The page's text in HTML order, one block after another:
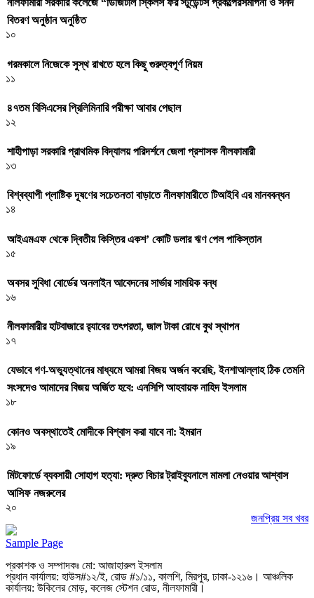
নীলফামারী সরকারি কলেজে “ডিজিটাল স্কিলস ফর স্টুডেন্টস প্রকল্পেরসমাপনী ও সনদ
বিতরণ অনুষ্ঠান অনুষ্ঠিত
১০
গরমকালে নিজেকে সুস্থ রাখতে হলে কিছু গুরুত্বপূর্ণ নিয়ম
১১
৪৭তম বিসিএসের প্রিলিমিনারি পরীক্ষা আবার পেছাল
১২
শাহীপাড়া সরকারি প্রাথমিক বিদ্যালয় পরিদর্শনে জেলা প্রশাসক নীলফামারী
১৩
বিশ্বব্যাপী প্লাষ্টিক দূষণের সচেতনতা বাড়াতে নীলফামারীতে টিআইবি এর মানববন্ধন
১৪
আইএমএফ থেকে দ্বিতীয় কিস্তির একশ’ কোটি ডলার ঋণ পেল পাকিস্তান
১৫
অবসর সুবিধা বোর্ডের অনলাইন আবেদনের সার্ভার সাময়িক বন্ধ
১৬
নীলফামারীর হাটবাজারে র‌্যাবের তৎপরতা, জাল টাকা রোধে বুথ স্থাপন
১৭
যেভাবে গণ-অভ্যুত্থানের মাধ্যমে আমরা বিজয় অর্জন করেছি, ইনশাআল্লাহ ঠিক তেমনি
সংসদেও আমাদের বিজয় অর্জিত হবে: এনসিপি আহবায়ক নাহিদ ইসলাম
১৮
কোনও অবস্থাতেই মোদীকে বিশ্বাস করা যাবে না: ইমরান
১৯
মিটফোর্ডে ব্যবসায়ী সোহাগ হত্যা: দ্রুত বিচার ট্রাইব্যুনালে মামলা নেওয়ার আশ্বাস
আসিফ নজরুলের
২০
জনপ্রিয় সব খবর
Sample Page
প্রকাশক ও সম্পাদকঃ মো: আজাহারুল ইসলাম
প্রধান কার্যালয়: হাউস#১২/ই, রোড #১/১১, কালশি, মিরপুর, ঢাকা-১২১৬। আঞ্চলিক
কার্যালয়: উকিলের মোড়, কলেজ স্টেশন রোড, নীলফামারী।